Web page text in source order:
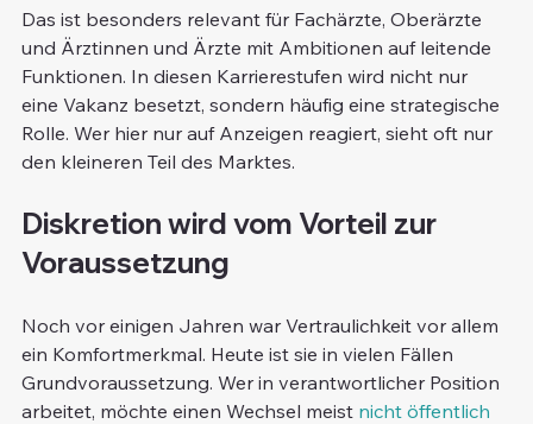
Das ist besonders relevant für Fachärzte, Oberärzte
und Ärztinnen und Ärzte mit Ambitionen auf leitende
Funktionen. In diesen Karrierestufen wird nicht nur
eine Vakanz besetzt, sondern häufig eine strategische
Rolle. Wer hier nur auf Anzeigen reagiert, sieht oft nur
den kleineren Teil des Marktes.
Diskretion wird vom Vorteil zur
Voraussetzung
Noch vor einigen Jahren war Vertraulichkeit vor allem
ein Komfortmerkmal. Heute ist sie in vielen Fällen
Grundvoraussetzung. Wer in verantwortlicher Position
arbeitet, möchte einen Wechsel meist nicht öffentlich